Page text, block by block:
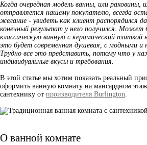
Когда очередная модель ванны, или раковины,
отправляется нашему покупателю, всегда
желание - увидеть как клиент распорядился
конечный результат у него получился.
классическую ванную с керамический
это будет современная душевая, с модными
Трудно все это представить, потому что у
индивидуальные вкусы и требования.
В этой статье мы хотим показать реальный
оформить ванную комнату на мансардном
сантехнику от производителя Burlington.
О ванной комнате